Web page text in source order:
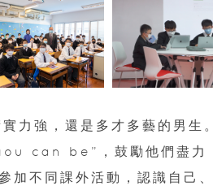
強，還是多才多藝的男生。
can be”，鼓勵他們盡力
加不同課外活動，認識自己、